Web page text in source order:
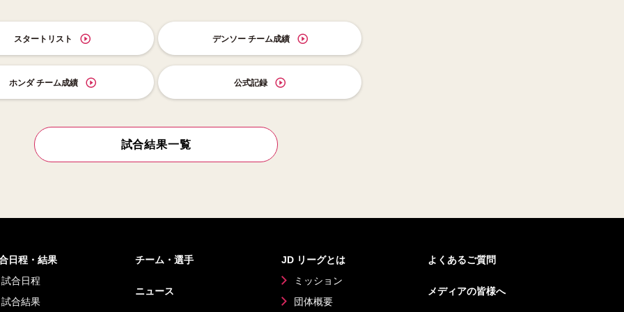
スタートリスト デンソー チーム成績
ホンダ チーム成績 公式記録
試合結果一覧
日程・結果
試合日程
試合結果
チーム・選手
ニュース
JD リーグとは
ミッション
団体概要
よくあるご質問
メディアの皆様へ